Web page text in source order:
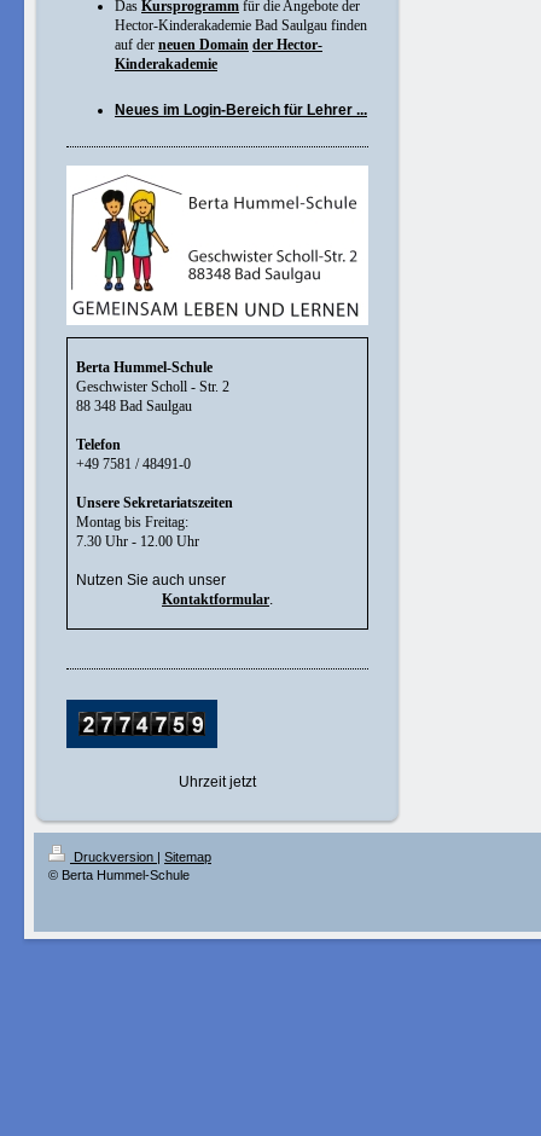
Das Kursprogramm für die Angebote der
Hector-Kinderakademie Bad Saulgau finden
auf der neuen Domain der Hector-
Kinderakademie
Neues im Login-Bereich für Lehrer ...
Berta Hummel-Schule
Geschwister Scholl - Str. 2
88 348 Bad Saulgau
Telefon
+49 7581 / 48491-0
Unsere Sekretariatszeiten
Montag bis Freitag:
7.30 Uhr - 12.00 Uhr
Nutzen Sie auch unser
Kontaktformular.
Uhrzeit jetzt
Druckversion | Sitemap
© Berta Hummel-Schule